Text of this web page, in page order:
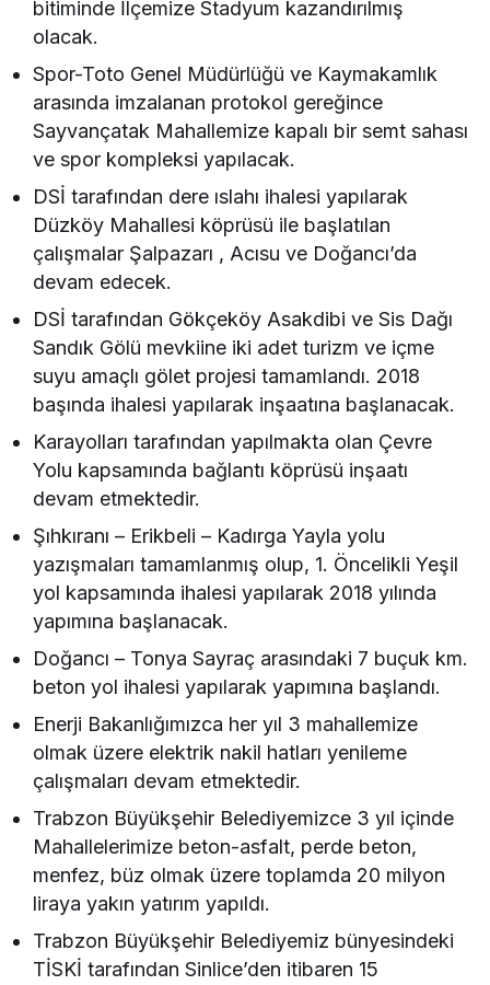
bitiminde İlçemize Stadyum kazandırılmış
olacak.
Spor-Toto Genel Müdürlüğü ve Kaymakamlık
arasında imzalanan protokol gereğince
Sayvançatak Mahallemize kapalı bir semt sahası
ve spor kompleksi yapılacak.
DSİ tarafından dere ıslahı ihalesi yapılarak
Düzköy Mahallesi köprüsü ile başlatılan
çalışmalar Şalpazarı , Acısu ve Doğancı’da
devam edecek.
DSİ tarafından Gökçeköy Asakdibi ve Sis Dağı
Sandık Gölü mevkiine iki adet turizm ve içme
suyu amaçlı gölet projesi tamamlandı. 2018
başında ihalesi yapılarak inşaatına başlanacak.
Karayolları tarafından yapılmakta olan Çevre
Yolu kapsamında bağlantı köprüsü inşaatı
devam etmektedir.
Şıhkıranı – Erikbeli – Kadırga Yayla yolu
yazışmaları tamamlanmış olup, 1. Öncelikli Yeşil
yol kapsamında ihalesi yapılarak 2018 yılında
yapımına başlanacak.
Doğancı – Tonya Sayraç arasındaki 7 buçuk km.
beton yol ihalesi yapılarak yapımına başlandı.
Enerji Bakanlığımızca her yıl 3 mahallemize
olmak üzere elektrik nakil hatları yenileme
çalışmaları devam etmektedir.
Trabzon Büyükşehir Belediyemizce 3 yıl içinde
Mahallelerimize beton-asfalt, perde beton,
menfez, büz olmak üzere toplamda 20 milyon
liraya yakın yatırım yapıldı.
Trabzon Büyükşehir Belediyemiz bünyesindeki
TİSKİ tarafından Sinlice’den itibaren 15